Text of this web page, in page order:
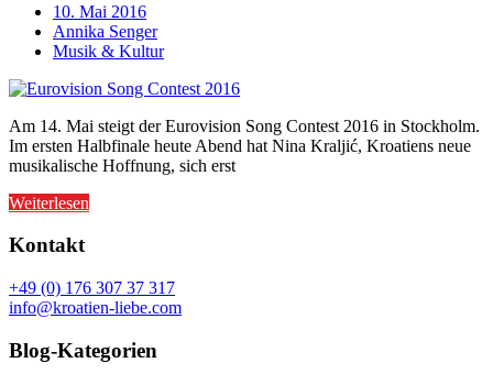
10. Mai 2016
Annika Senger
Musik & Kultur
Am 14. Mai steigt der Eurovision Song Contest 2016 in Stockholm.
Im ersten Halbfinale heute Abend hat Nina Kraljić, Kroatiens neue
musikalische Hoffnung, sich erst
Weiterlesen
Kontakt
+49 (0) 176 307 37 317
info@kroatien-liebe.com
Blog-Kategorien